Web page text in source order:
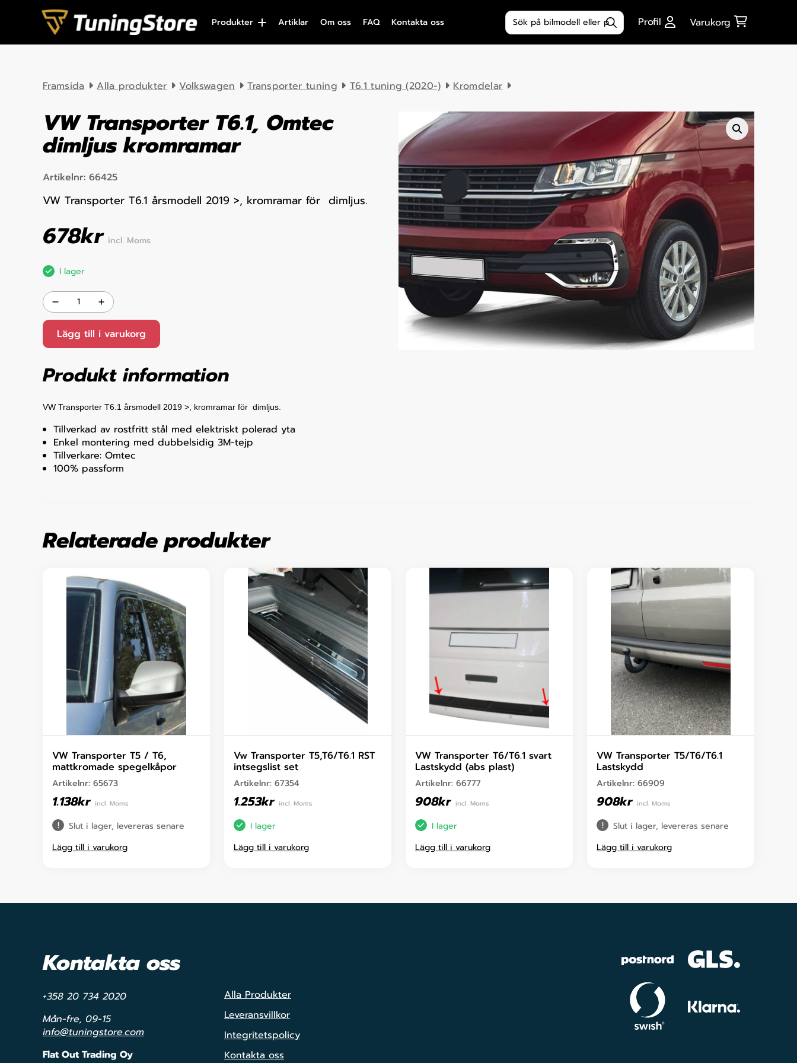
Skip to content
Produkter Artiklar Om oss FAQ Kontakta oss
Produktsökning
Profil Varukorg
Framsida Alla produkter Volkswagen Transporter tuning T6.1 tuning (2020-) Kromdelar
VW Transporter T6.1, Omtec
dimljus kromramar
Artikelnr: 66425
VW Transporter T6.1 årsmodell 2019 >, kromramar för dimljus.
678kr incl. Moms
I lager
Lägg till i varukorg
Produkt information
VW Transporter T6.1 årsmodell 2019 >, kromramar för dimljus.
Tillverkad av rostfritt stål med elektriskt polerad yta
Enkel montering med dubbelsidig 3M-tejp
Tillverkare: Omtec
100% passform
Relaterade produkter
VW Transporter T5 / T6,
mattkromade spegelkåpor
Artikelnr: 65673
1.138kr incl. Moms
Slut i lager, levereras senare
Lägg till i varukorg
Vw Transporter T5,T6/T6.1 RST
intsegslist set
Artikelnr: 67354
1.253kr incl. Moms
I lager
Lägg till i varukorg
VW Transporter T6/T6.1 svart
Lastskydd (abs plast)
Artikelnr: 66777
908kr incl. Moms
I lager
Lägg till i varukorg
VW Transporter T5/T6/T6.1
Lastskydd
Artikelnr: 66909
908kr incl. Moms
Slut i lager, levereras senare
Lägg till i varukorg
Kontakta oss
+358 20 734 2020
Mån-fre, 09-15
info@tuningstore.com
Flat Out Trading Oy
Alla Produkter
Leveransvillkor
Integritetspolicy
Kontakta oss